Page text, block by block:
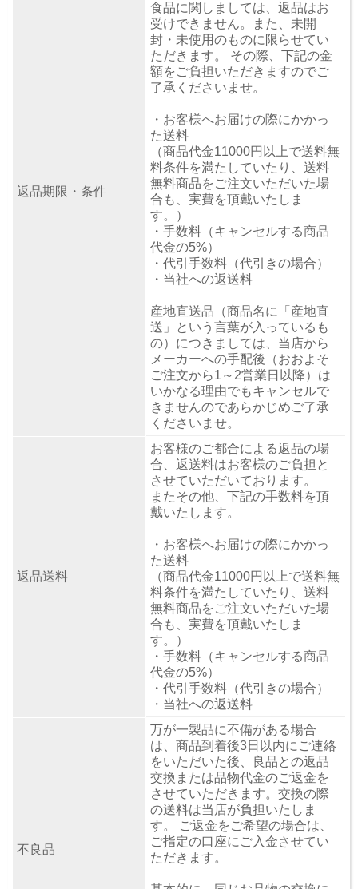
返品期限・条件
食品に関しましては、返品はお
受けできません。また、未開
封・未使用のものに限らせてい
ただきます。 その際、下記の金
額をご負担いただきますのでご
了承くださいませ。
・お客様へお届けの際にかかっ
た送料
（商品代金11000円以上で送料無
料条件を満たしていたり、送料
無料商品をご注文いただいた場
合も、実費を頂戴いたしま
す。）
・手数料（キャンセルする商品
代金の5%）
・代引手数料（代引きの場合）
・当社への返送料
産地直送品（商品名に「産地直
送」という言葉が入っているも
の）につきましては、当店から
メーカーへの手配後（おおよそ
ご注文から1～2営業日以降）は
いかなる理由でもキャンセルで
きませんのであらかじめご了承
くださいませ。
返品送料
お客様のご都合による返品の場
合、返送料はお客様のご負担と
させていただいております。
またその他、下記の手数料を頂
戴いたします。
・お客様へお届けの際にかかっ
た送料
（商品代金11000円以上で送料無
料条件を満たしていたり、送料
無料商品をご注文いただいた場
合も、実費を頂戴いたしま
す。）
・手数料（キャンセルする商品
代金の5%）
・代引手数料（代引きの場合）
・当社への返送料
不良品
万が一製品に不備がある場合
は、商品到着後3日以内にご連絡
をいただいた後、良品との返品
交換または品物代金のご返金を
させていただきます。交換の際
の送料は当店が負担いたしま
す。 ご返金をご希望の場合は、
ご指定の口座にご入金させてい
ただきます。